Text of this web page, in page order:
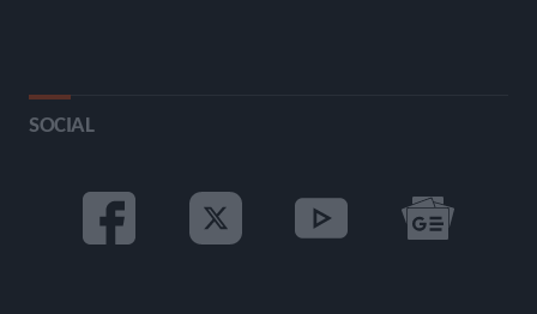
SOCIAL